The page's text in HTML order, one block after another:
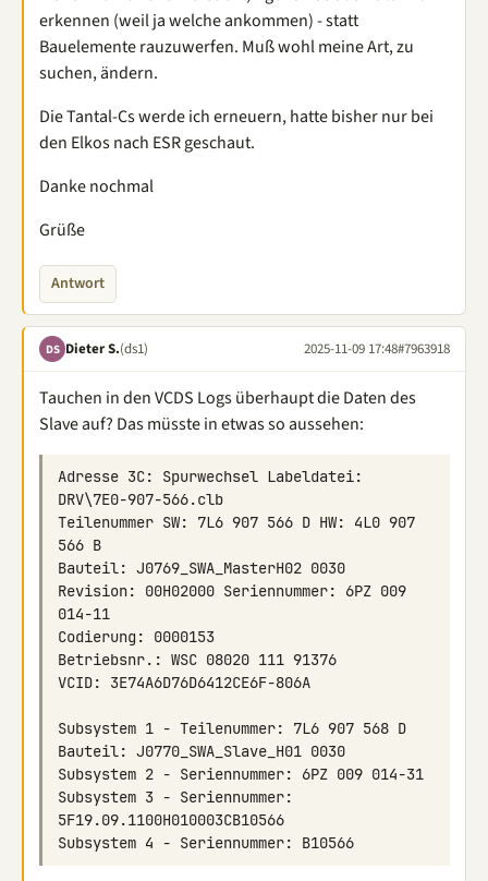
erkennen (weil ja welche ankommen) - statt
Bauelemente rauzuwerfen. Muß wohl meine Art, zu
suchen, ändern.
Die Tantal-Cs werde ich erneuern, hatte bisher nur bei
den Elkos nach ESR geschaut.
Danke nochmal
Grüße
Antwort
DS Dieter S.(ds1) 2025-11-09 17:48#7963918
Tauchen in den VCDS Logs überhaupt die Daten des
Slave auf? Das müsste in etwas so aussehen:
Adresse 3C: Spurwechsel Labeldatei:
Teilenummer SW: 7L6 907 566 D HW: 4L0 907
Revision: 00H02000 Seriennummer: 6PZ 009
Subsystem 3 - Seriennummer: